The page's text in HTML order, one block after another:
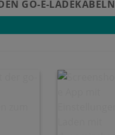
GO-E-LADEKABELN